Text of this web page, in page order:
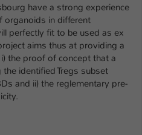
have a strong experience
organoids in different
perfectly fit to be used as ex
aims thus at providing a
the proof of concept that a
identified Tregs subset
and ii) the reglementary pre-